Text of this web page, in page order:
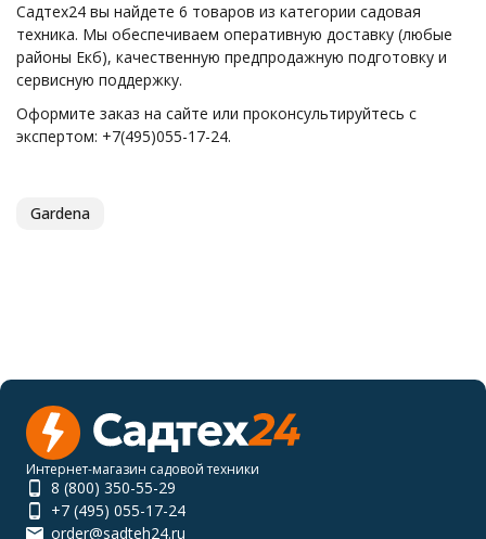
Садтех24 вы найдете 6 товаров из категории садовая
техника. Мы обеспечиваем оперативную доставку (любые
районы Екб), качественную предпродажную подготовку и
сервисную поддержку.
Оформите заказ на сайте или проконсультируйтесь с
экспертом: +7(495)055-17-24.
Gardena
Интернет-магазин садовой техники
8 (800) 350-55-29
+7 (495) 055-17-24
order@sadteh24.ru